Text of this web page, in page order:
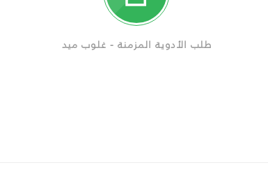
طلب الأدوية المزمنة - غلوب ميد